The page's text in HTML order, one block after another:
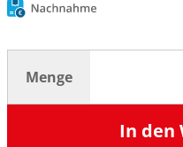
Menge
In den